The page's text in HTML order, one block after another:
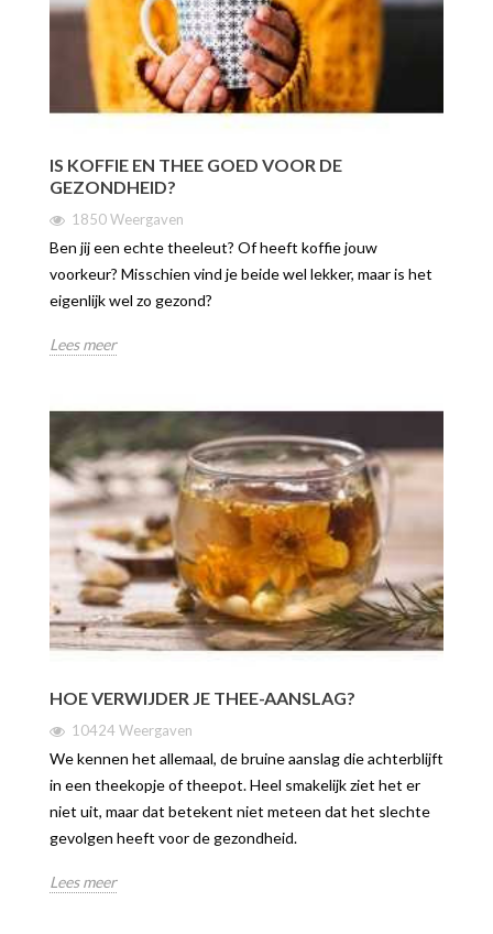
IS KOFFIE EN THEE GOED VOOR DE
GEZONDHEID?
1850 Weergaven
Ben jij een echte theeleut? Of heeft koffie jouw
voorkeur? Misschien vind je beide wel lekker, maar is het
eigenlijk wel zo gezond?
Lees meer
HOE VERWIJDER JE THEE-AANSLAG?
10424 Weergaven
We kennen het allemaal, de bruine aanslag die achterblijft
in een theekopje of theepot. Heel smakelijk ziet het er
niet uit, maar dat betekent niet meteen dat het slechte
gevolgen heeft voor de gezondheid.
Lees meer